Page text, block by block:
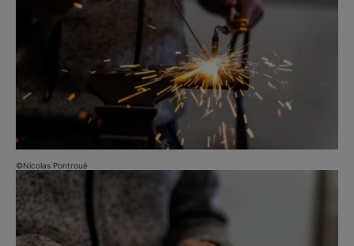
©Nicolas Pontroué